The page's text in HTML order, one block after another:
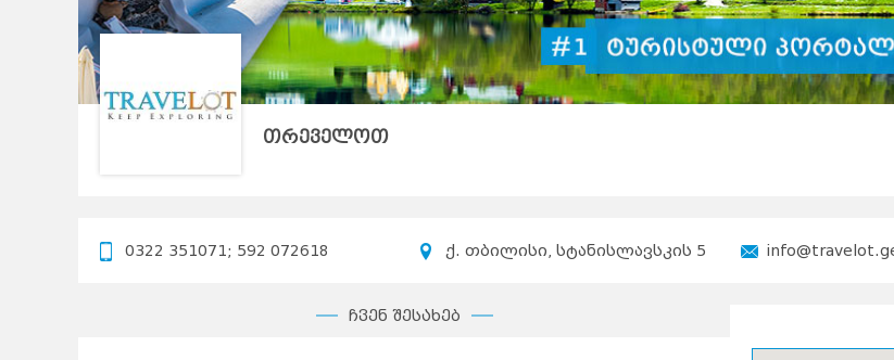
თრეველოთ
0322 351071; 592 072618 ქ. თბილისი, სტანისლავსკის 5
ჩვენ შესახებ